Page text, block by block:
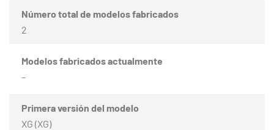
Número total de modelos fabricados
2
Modelos fabricados actualmente
–
Primera versión del modelo
XG (XG)